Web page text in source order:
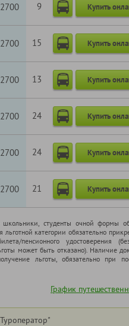
9 Купить
15 Купить
13 Купить
24 Купить
24 Купить
21 Купить
школьники, cтуденты очной формы
категории обязательно
пенсионного удостоверения
может быть отказано). Наличие
льготы, обязательно при
График